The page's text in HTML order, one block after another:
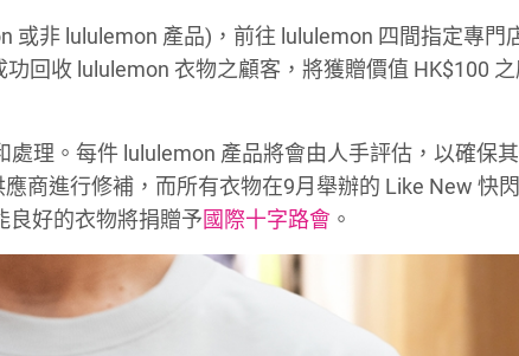
或非 lululemon 產品)，前往 lululemon 四間指定專門
回收 lululemon 衣物之顧客，將獲贈價值 HK$100
理。每件 lululemon 產品將會由人手評估，以確保
商進行修補，而所有衣物在9月舉辦的 Like New 快
良好的衣物將捐贈予國際十字路會 。